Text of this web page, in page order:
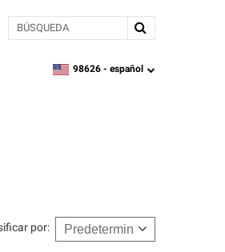
BÚSQUEDA
zipcode,language
98626 - español
por: